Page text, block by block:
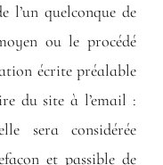
quelconque de
ou le procédé
écrite préalable
du site à l’email :
sera considérée
et passible de